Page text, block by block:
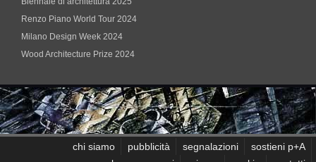
Renzo Piano World Tour 2024
Milano Design Week 2024
Wood Architecture Prize 2024
chi siamo pubblicità segnalazioni
sostieni p+A